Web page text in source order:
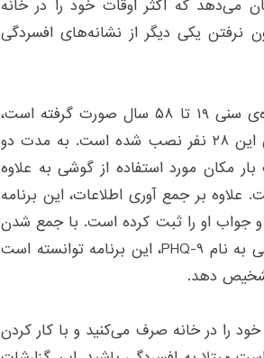
می‌دهد که اکثر اوقات خود را در خانه
نرفتن یکی دیگر از نشانه‌های افسردگی
در این تحقیق انجام شده که از ۲۸ نفر با بازه‌ی سنی ۱۹ تا ۵۸ سال صورت گرفته است،
برنامه ای به نام Purple Robot بر روی گوشی این ۲۸ نفر نصب شده است. به مدت دو
مکان مورد استفاده از گوشی به علاوه
علاوه بر جمع آوری اطلاعات، این برنامه
و جواب او را ثبت کرده است. با جمع شدن
اطلاعات کاربر و مقایسه‌ی آن با آزمون افسردگی به نام PHQ-9، این برنامه توانسته است
را در خانه صرف می‌کنید و با کار کردن